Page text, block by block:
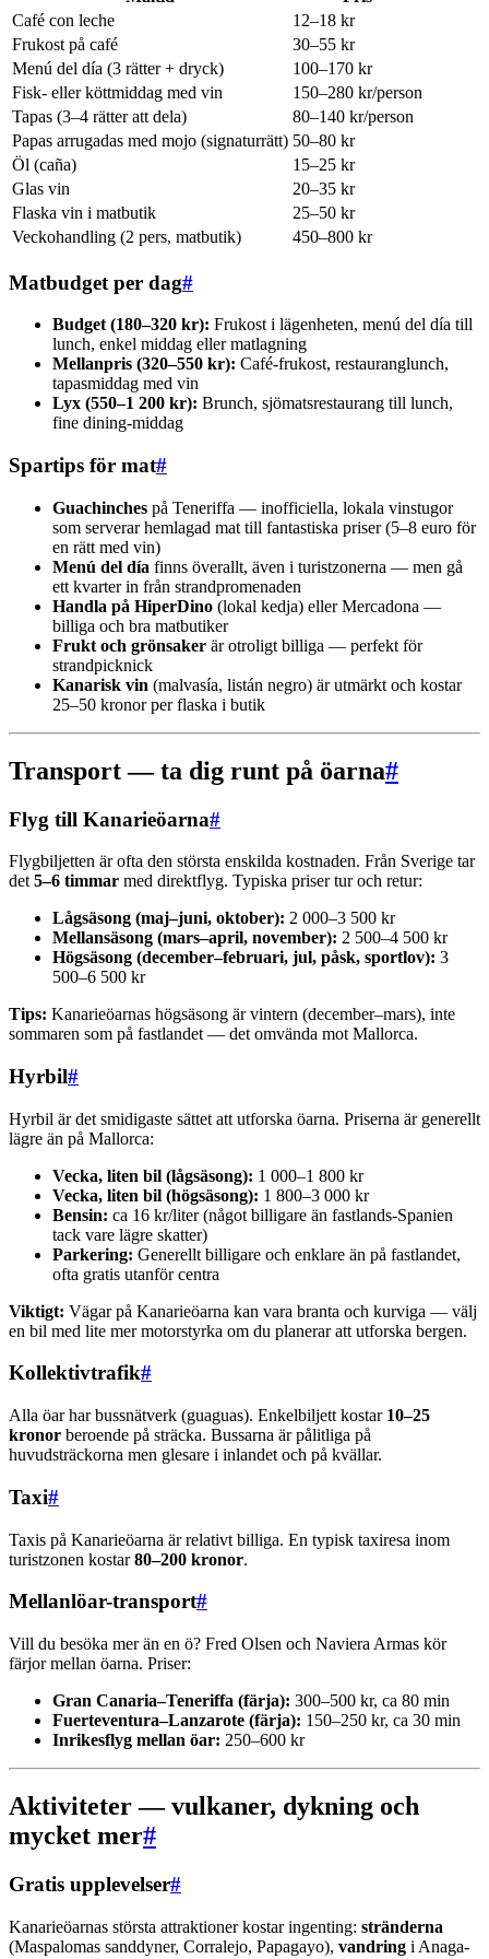
Café con leche
12–18 kr
Frukost på café
30–55 kr
Menú del día (3 rätter + dryck)
100–170 kr
Fisk- eller köttmiddag med vin
150–280 kr/person
Tapas (3–4 rätter att dela)
80–140 kr/person
Papas arrugadas med mojo (signaturrätt) 50–80 kr
Öl (caña)
15–25 kr
Glas vin
20–35 kr
Flaska vin i matbutik
25–50 kr
Veckohandling (2 pers, matbutik)
450–800 kr
Matbudget per dag#
Budget (180–320 kr): Frukost i lägenheten, menú del día till
lunch, enkel middag eller matlagning
Mellanpris (320–550 kr): Café-frukost, restauranglunch,
tapasmiddag med vin
Lyx (550–1 200 kr): Brunch, sjömatsrestaurang till lunch,
fine dining-middag
Spartips för mat#
Guachinches på Teneriffa — inofficiella, lokala vinstugor
som serverar hemlagad mat till fantastiska priser (5–8 euro för
en rätt med vin)
Menú del día finns överallt, även i turistzonerna — men gå
ett kvarter in från strandpromenaden
Handla på HiperDino (lokal kedja) eller Mercadona —
billiga och bra matbutiker
Frukt och grönsaker är otroligt billiga — perfekt för
strandpicknick
Kanarisk vin (malvasía, listán negro) är utmärkt och kostar
25–50 kronor per flaska i butik
Transport — ta dig runt på öarna#
Flyg till Kanarieöarna#
Flygbiljetten är ofta den största enskilda kostnaden. Från Sverige tar
det 5–6 timmar med direktflyg. Typiska priser tur och retur:
Lågsäsong (maj–juni, oktober): 2 000–3 500 kr
Mellansäsong (mars–april, november): 2 500–4 500 kr
Högsäsong (december–februari, jul, påsk, sportlov): 3
500–6 500 kr
Tips: Kanarieöarnas högsäsong är vintern (december–mars), inte
sommaren som på fastlandet — det omvända mot Mallorca.
Hyrbil#
Hyrbil är det smidigaste sättet att utforska öarna. Priserna är generellt
lägre än på Mallorca:
Vecka, liten bil (lågsäsong): 1 000–1 800 kr
Vecka, liten bil (högsäsong): 1 800–3 000 kr
Bensin: ca 16 kr/liter (något billigare än fastlands-Spanien
tack vare lägre skatter)
Parkering: Generellt billigare och enklare än på fastlandet,
ofta gratis utanför centra
Viktigt: Vägar på Kanarieöarna kan vara branta och kurviga — välj
en bil med lite mer motorstyrka om du planerar att utforska bergen.
Kollektivtrafik#
Alla öar har bussnätverk (guaguas). Enkelbiljett kostar 10–25
kronor beroende på sträcka. Bussarna är pålitliga på
huvudsträckorna men glesare i inlandet och på kvällar.
Taxi#
Taxis på Kanarieöarna är relativt billiga. En typisk taxiresa inom
turistzonen kostar80–200 kronor.
Mellanlöar-transport#
Vill du besöka mer än en ö? Fred Olsen och Naviera Armas kör
färjor mellan öarna. Priser:
Gran Canaria–Teneriffa (färja): 300–500 kr, ca 80 min
Fuerteventura–Lanzarote (färja): 150–250 kr, ca 30 min
Inrikesflyg mellan öar: 250–600 kr
Aktiviteter — vulkaner, dykning och
mycket mer#
Gratis upplevelser#
Kanarieöarnas största attraktioner kostar ingenting: stränderna
(Maspalomas sanddyner, Corralejo, Papagayo), vandring i Anaga-